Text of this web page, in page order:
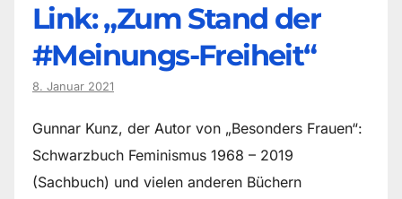
Link: „Zum Stand der
#Meinungs-Freiheit“
8. Januar 2021
Gunnar Kunz, der Autor von „Besonders Frauen“:
Schwarzbuch Feminismus 1968 – 2019
(Sachbuch) und vielen anderen Büchern